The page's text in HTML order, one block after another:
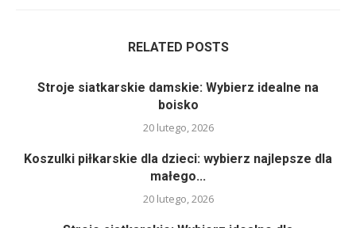
RELATED POSTS
Stroje siatkarskie damskie: Wybierz idealne na
boisko
20 lutego, 2026
Koszulki piłkarskie dla dzieci: wybierz najlepsze dla
małego...
20 lutego, 2026